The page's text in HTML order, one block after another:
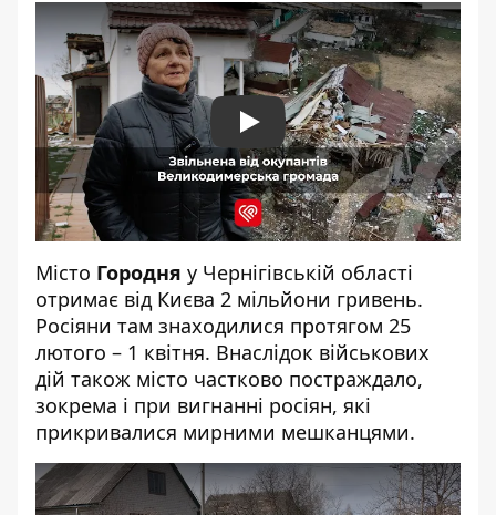
Play
Місто Городня у Чернігівській області
отримає від Києва 2 мільйони гривень.
Росіяни там знаходилися протягом 25
лютого – 1 квітня. Внаслідок військових
дій також місто частково постраждало,
зокрема і при вигнанні росіян, які
прикривалися мирними мешканцями.